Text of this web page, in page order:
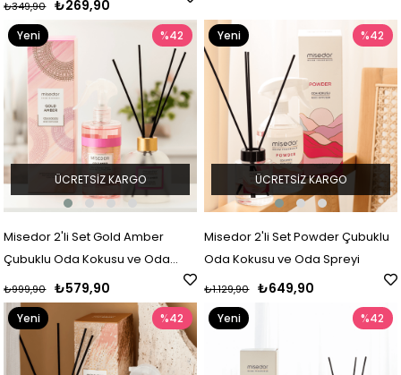
₺269,90
₺349,90
Misedor 2'li Set Gold Amber
Çubuklu Oda Kokusu ve Oda
Spreyi
₺579,90
₺999,90
%42
ÜCRETSIZ KARGO
Yeni
Ürün
Misedor 2'li Set Powder Çubuklu
Oda Kokusu ve Oda Spreyi
₺649,90
₺1.129,90
%42
ÜCRETSIZ KARGO
Yeni
%42
Yeni
Ürün
%42
Yeni